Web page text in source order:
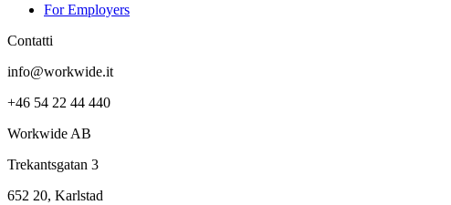
For Employers
Contatti
info@workwide.it
+46 54 22 44 440
Workwide AB
Trekantsgatan 3
652 20, Karlstad